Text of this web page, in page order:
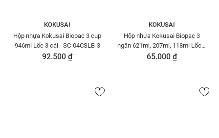
KOKUSAI
Hộp nhựa Kokusai Biopac 3 cup
946ml Lốc 3 cái - SC-04CSLB-3
92.500 ₫
KOKUSAI
Hộp nhựa Kokusai Biopac 3
ngăn 621ml, 207ml, 118ml Lốc 2
cái- SC-3CPCLB-2
65.000 ₫